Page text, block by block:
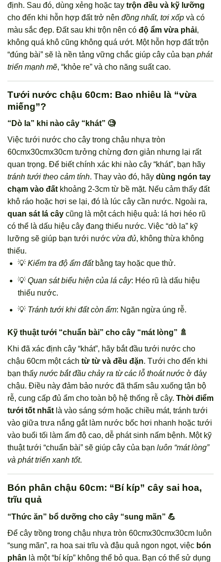
định. Sau đó, dùng xẻng hoặc tay trộn đều và kỹ lưỡng
cho đến khi hỗn hợp đất trở nên đồng nhất, tơi xốp và có
màu sắc đẹp. Đất sau khi trộn nên có độ ẩm vừa phải,
không quá khô cũng không quá ướt. Một hỗn hợp đất trộn
“đúng bài” sẽ là nền tảng vững chắc giúp cây của bạn phát
triển mạnh mẽ, “khỏe re” và cho năng suất cao.
Tưới nước chậu 60cm: Bao nhiêu là “vừa
miếng”?
“Dò la” khi nào cây “khát” 🧐
Việc tưới nước cho cây trong chậu nhựa tròn
60cmx30cmx30cm tưởng chừng đơn giản nhưng lại rất
quan trọng. Để biết chính xác khi nào cây “khát”, bạn hãy
tránh tưới theo cảm tính. Thay vào đó, hãy dùng ngón tay
chạm vào đất khoảng 2-3cm từ bề mặt. Nếu cảm thấy đất
khô ráo hoặc hơi se lại, đó là lúc cây cần nước. Ngoài ra,
quan sát lá cây cũng là một cách hiệu quả: lá hơi héo rũ
có thể là dấu hiệu cây đang thiếu nước. Việc “dò la” kỹ
lưỡng sẽ giúp bạn tưới nước vừa đủ, không thừa không
thiếu.
💡 Kiểm tra độ ẩm đấtbằng tay hoặc que thử.
💡 Quan sát biểu hiện của lá cây: Héo rũ là dấu hiệu
thiếu nước.
💡 Tránh tưới khi đất còn ẩm: Ngăn ngừa úng rễ.
Kỹ thuật tưới “chuẩn bài” cho cây “mát lòng” 🚿
Khi đã xác định cây “khát”, hãy bắt đầu tưới nước cho
chậu 60cm một cách từ từ và đều đặn. Tưới cho đến khi
bạn thấy nước bắt đầu chảy ra từ các lỗ thoát nước ở đáy
chậu. Điều này đảm bảo nước đã thấm sâu xuống tận bộ
rễ, cung cấp đủ ẩm cho toàn bộ hệ thống rễ cây. Thời điểm
tưới tốt nhất là vào sáng sớm hoặc chiều mát, tránh tưới
vào giữa trưa nắng gắt làm nước bốc hơi nhanh hoặc tưới
vào buổi tối làm ẩm độ cao, dễ phát sinh nấm bệnh. Một kỹ
thuật tưới “chuẩn bài” sẽ giúp cây của bạn luôn “mát lòng”
và phát triển xanh tốt.
Bón phân chậu 60cm: “Bí kíp” cây sai hoa,
trĩu quả
“Thức ăn” bổ dưỡng cho cây “sung mãn” 💪
Để cây trồng trong chậu nhựa tròn 60cmx30cmx30cm luôn
“sung mãn”, ra hoa sai trĩu và đậu quả ngon ngọt, việc bón
phân là một “bí kíp” không thể bỏ qua. Bạn có thể sử dụng